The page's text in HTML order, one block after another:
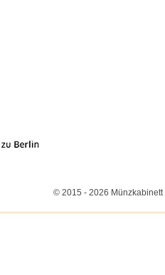
© 2015 - 2026